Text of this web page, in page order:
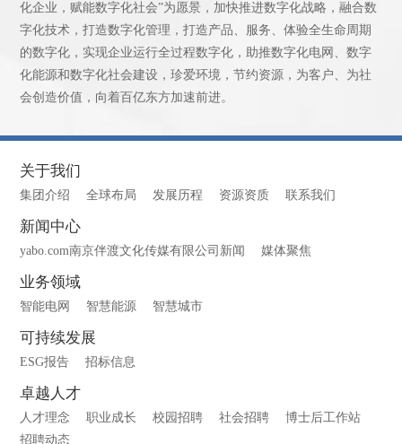
化企业，赋能数字化社会”为愿景，加快推进数字化战略，融合数
字化技术，打造数字化管理，打造产品、服务、体验全生命周期
的数字化，实现企业运行全过程数字化，助推数字化电网、数字
化能源和数字化社会建设，珍爱环境，节约资源，为客户、为社
会创造价值，向着百亿东方加速前进。
关于我们
集团介绍 全球布局 发展历程 资源资质 联系我们
新闻中心
yabo.com南京伴渡文化传媒有限公司新闻 媒体聚焦
业务领域
智能电网 智慧能源 智慧城市
可持续发展
ESG报告 招标信息
卓越人才
人才理念 职业成长 校园招聘 社会招聘
博士后工作站
招聘动态